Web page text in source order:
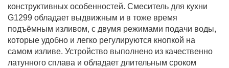
конструктивных особенностей. Смеситель для кухни
G1299 обладает выдвижным и в тоже время
подъёмным изливом, с двумя режимами подачи воды,
которые удобно и легко регулируются кнопкой на
самом изливе. Устройство выполнено из качественно
латунного сплава и обладает длительным сроком